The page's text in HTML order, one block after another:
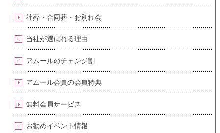
社葬・合同葬・お別れ会
当社が選ばれる理由
アムールのチェンジ割
アムール会員の会員特典
無料会員サービス
お勧めイベント情報